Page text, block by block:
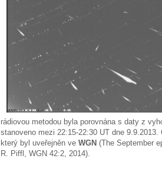
rádiovou metodou byla porovnána s daty z
stanoveno mezi 22:15-22:30 UT dne
který byl uveřejněn ve WGN (The September
R. Piffl, WGN 42:2, 2014).